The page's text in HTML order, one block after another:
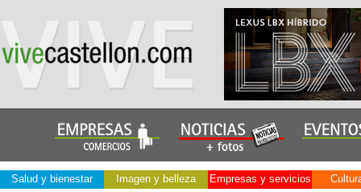
Salud y bienestar Imagen y belleza Empresas y servicios